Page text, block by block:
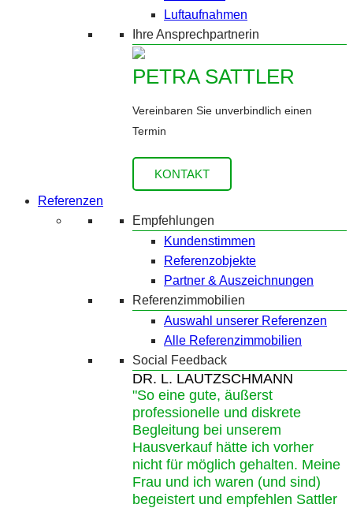
Luftaufnahmen
Ihre Ansprechpartnerin
PETRA SATTLER
Vereinbaren Sie unverbindlich einen
Termin
KONTAKT
Referenzen
Empfehlungen
Kundenstimmen
Referenzobjekte
Partner & Auszeichnungen
Referenzimmobilien
Auswahl unserer Referenzen
Alle Referenzimmobilien
Social Feedback
DR. L. LAUTZSCHMANN
"So eine gute, äußerst
professionelle und diskrete
Begleitung bei unserem
Hausverkauf hätte ich vorher
nicht für möglich gehalten. Meine
Frau und ich waren (und sind)
begeistert und empfehlen Sattler